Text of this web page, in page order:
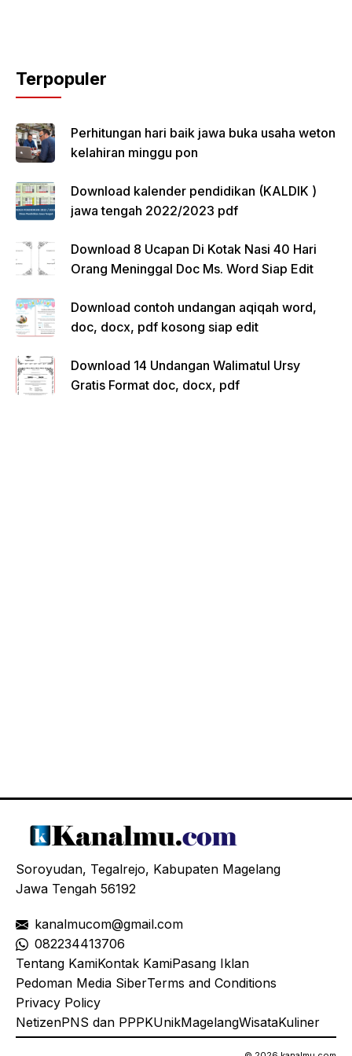
Terpopuler
Perhitungan hari baik jawa buka usaha weton
kelahiran minggu pon
Download kalender pendidikan (KALDIK )
jawa tengah 2022/2023 pdf
Download 8 Ucapan Di Kotak Nasi 40 Hari
Orang Meninggal Doc Ms. Word Siap Edit
Download contoh undangan aqiqah word,
doc, docx, pdf kosong siap edit
Download 14 Undangan Walimatul Ursy
Gratis Format doc, docx, pdf
Soroyudan, Tegalrejo, Kabupaten Magelang
Jawa Tengah 56192
kanalmucom@gmail.com
082234413706
Tentang KamiKontak KamiPasang Iklan
Pedoman Media SiberTerms and Conditions
Privacy Policy
NetizenPNS dan PPPKUnikMagelangWisataKuliner